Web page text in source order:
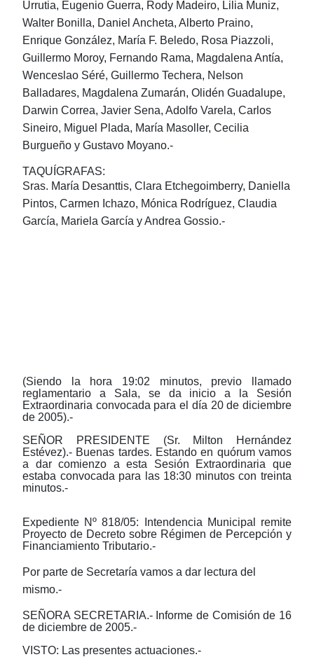
Urrutia, Eugenio Guerra, Rody Madeiro, Lilia Muniz,
Walter Bonilla, Daniel Ancheta, Alberto Praino,
Enrique González, María F. Beledo, Rosa Piazzoli,
Guillermo Moroy, Fernando Rama, Magdalena Antía,
Wenceslao Séré, Guillermo Techera, Nelson
Balladares, Magdalena Zumarán, Olidén Guadalupe,
Darwin Correa, Javier Sena, Adolfo Varela, Carlos
Sineiro, Miguel Plada, María Masoller, Cecilia
Burgueño y Gustavo Moyano.-
TAQUÍGRAFAS:
Sras. María Desanttis, Clara Etchegoimberry, Daniella
Pintos, Carmen Ichazo, Mónica Rodríguez, Claudia
García, Mariela García y Andrea Gossio.-
(Siendo la hora 19:02 minutos, previo llamado
reglamentario a Sala, se da inicio a la Sesión
Extraordinaria convocada para el día 20 de diciembre
de 2005).-
SEÑOR PRESIDENTE (Sr. Milton Hernández
Estévez).- Buenas tardes. Estando en quórum vamos
a dar comienzo a esta Sesión Extraordinaria que
estaba convocada para las 18:30 minutos con treinta
minutos.-
Expediente Nº 818/05: Intendencia Municipal remite
Proyecto de Decreto sobre Régimen de Percepción y
Financiamiento Tributario.-
Por parte de Secretaría vamos a dar lectura del
mismo.-
SEÑORA SECRETARIA.- Informe de Comisión de 16
de diciembre de 2005.-
VISTO: Las presentes actuaciones.-